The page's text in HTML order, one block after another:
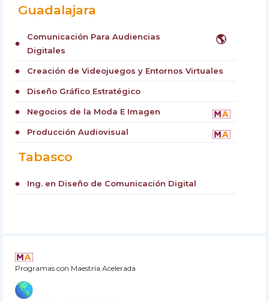
Guadalajara
circle 🌎
Comunicación Para Audiencias
Digitales
circle Creación de Videojuegos y Entornos Virtuales
circle Diseño Gráfico Estratégico
circle Negocios de la Moda E Imagen
circle Producción Audiovisual
Tabasco
circle Ing. en Diseño de Comunicación Digital
Programas con Maestría Acelerada